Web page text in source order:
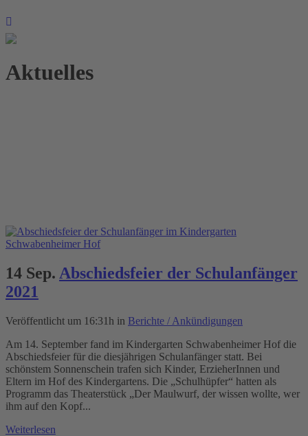
Aktuelles
14 Sep. Abschiedsfeier der Schulanfänger
2021
Veröffentlicht um 16:31h in Berichte / Ankündigungen
Am 14. September fand im Kindergarten Schwabenheimer Hof die
Abschiedsfeier für die diesjährigen Schulanfänger statt. Bei
schönstem Sonnenschein trafen sich Kinder, ErzieherInnen und
Eltern im Hof des Kindergartens. Die „Schulhüpfer“ hatten als
Programm das Theaterstück „Der Maulwurf, der wissen wollte, wer
ihm auf den Kopf...
Weiterlesen